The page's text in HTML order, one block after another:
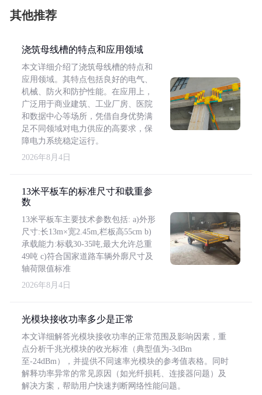
其他推荐
浇筑母线槽的特点和应用领域
本文详细介绍了浇筑母线槽的特点和
应用领域。其特点包括良好的电气、
机械、防火和防护性能。在应用上，
广泛用于商业建筑、工业厂房、医院
和数据中心等场所，凭借自身优势满
足不同领域对电力供应的高要求，保
障电力系统稳定运行。
2026年8月4日
13米平板车的标准尺寸和载重参
数
13米平板车主要技术参数包括: a)外形
尺寸:长13m×宽2.45m,栏板高55cm b)
承载能力:标载30-35吨,最大允许总重
49吨 c)符合国家道路车辆外廓尺寸及
轴荷限值标准
2026年8月4日
光模块接收功率多少是正常
本文详细解答光模块接收功率的正常范围及影响因素，重
点分析千兆光模块的收光标准（典型值为-3dBm
至-24dBm），并提供不同速率光模块的参考值表格。同时
解释功率异常的常见原因（如光纤损耗、连接器问题）及
解决方案，帮助用户快速判断网络性能问题。